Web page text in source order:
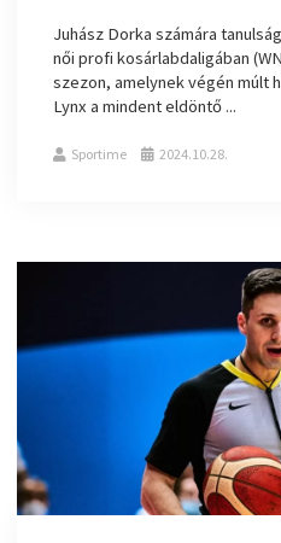
Juhász Dorka számára
női profi kosárlabdaligában
szezon, amelynek végén múlt
Lynx a mindent eldöntő ...
Sportime 2024.10.28.